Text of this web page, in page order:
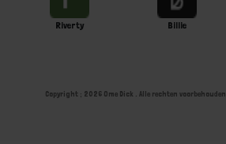
Riverty Billie
Copyright ; 2026 Ome Dick . Alle rechten voorbehouden